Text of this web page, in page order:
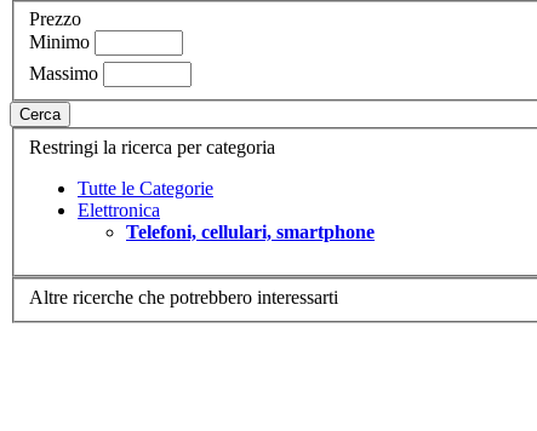
Prezzo
Minimo
Massimo
Cerca
Restringi la ricerca per categoria
Tutte le Categorie
Elettronica
Telefoni, cellulari, smartphone
Altre ricerche che potrebbero interessarti